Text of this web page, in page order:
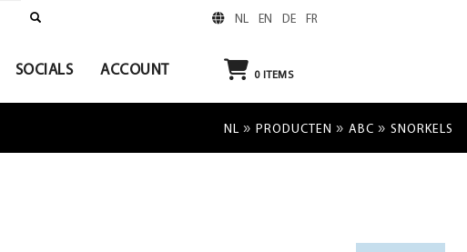
NL EN DE FR
SOCIALS ACCOUNT 0ITEMS
NL » PRODUCTEN » ABC » SNORKELS